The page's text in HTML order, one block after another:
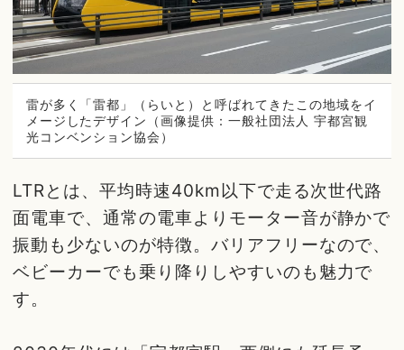
雷が多く「雷都」（らいと）と呼ばれてきたこの地域をイ
メージしたデザイン（画像提供：一般社団法人 宇都宮観
光コンベンション協会）
LTRとは、平均時速40km以下で走る次世代路
面電車で、通常の電車よりモーター音が静かで
振動も少ないのが特徴。バリアフリーなので、
ベビーカーでも乗り降りしやすいのも魅力で
す。